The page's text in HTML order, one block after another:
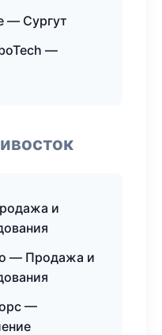
— Сургут
—
и
— Продажа и
—